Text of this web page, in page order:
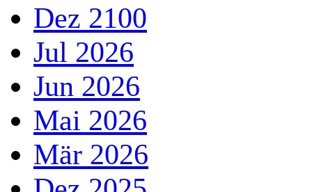
Dez 2100
Jul 2026
Jun 2026
Mai 2026
Mär 2026